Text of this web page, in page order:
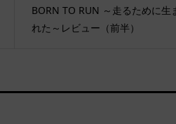
BORN TO RUN ～走るために生
れた～レビュー（前半）